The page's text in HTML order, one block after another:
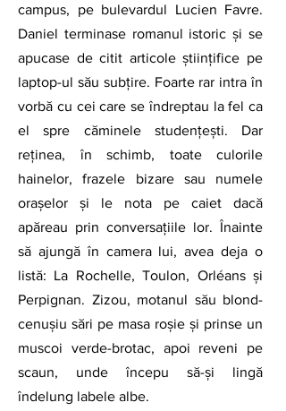
campus, pe bulevardul Lucien Favre.
Daniel terminase romanul istoric și se
apucase de citit articole științifice pe
laptop-ul său subțire. Foarte rar intra în
vorbă cu cei care se îndreptau la fel ca
el spre căminele studențești. Dar
reținea, în schimb, toate culorile
hainelor, frazele bizare sau numele
orașelor și le nota pe caiet dacă
apăreau prin conversațiile lor. Înainte
să ajungă în camera lui, avea deja o
listă: La Rochelle, Toulon, Orléans și
Perpignan. Zizou, motanul său blond-
cenușiu sări pe masa roșie și prinse un
muscoi verde-brotac, apoi reveni pe
scaun, unde începu să-și lingă
îndelung labele albe.